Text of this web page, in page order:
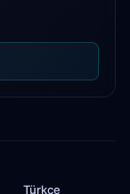
Türkçe